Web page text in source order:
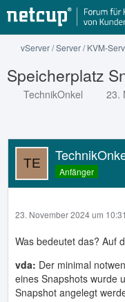
vServer / Server / KVM-
Speicherplatz
TechnikOnkel 23.
Anfänger
23. November 2024 um 10:31
Was bedeutet das? Auf
vda: Der minimal
eines Snapshots wurde
Snapshot angelegt